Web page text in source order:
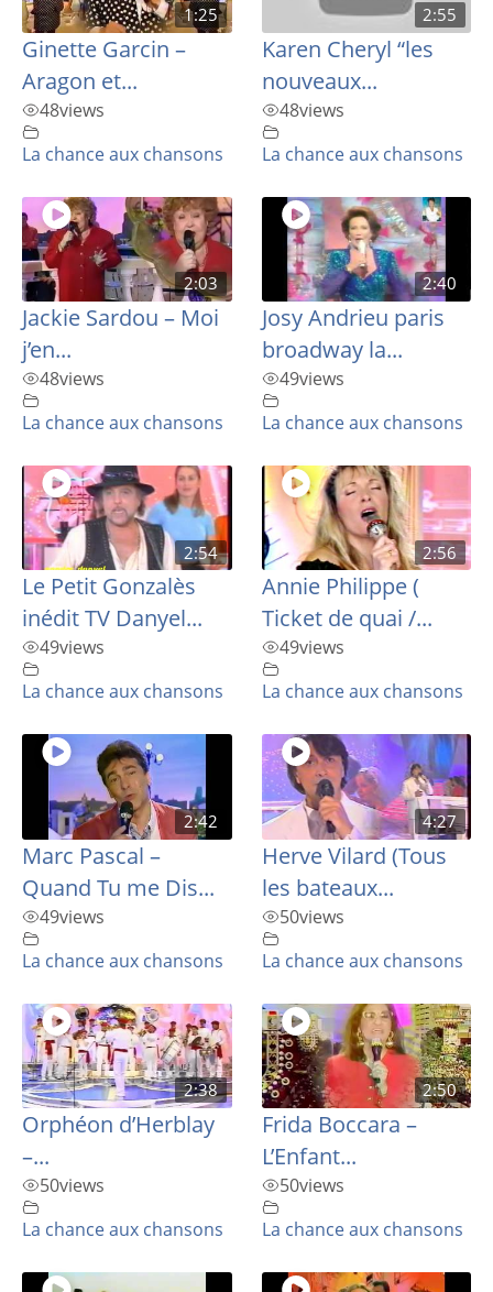
1:25
Ginette Garcin –
Aragon et...
48views
La chance aux chansons
2:55
Karen Cheryl “les
nouveaux...
48views
La chance aux chansons
2:03
Jackie Sardou – Moi
j’en...
48views
La chance aux chansons
2:40
Josy Andrieu paris
broadway la...
49views
La chance aux chansons
2:54
Le Petit Gonzalès
inédit TV Danyel...
49views
La chance aux chansons
2:56
Annie Philippe (
Ticket de quai /...
49views
La chance aux chansons
2:42
Marc Pascal –
Quand Tu me Dis...
49views
La chance aux chansons
4:27
Herve Vilard (Tous
les bateaux...
50views
La chance aux chansons
2:38
Orphéon d’Herblay
–...
50views
La chance aux chansons
2:50
Frida Boccara –
L’Enfant...
50views
La chance aux chansons